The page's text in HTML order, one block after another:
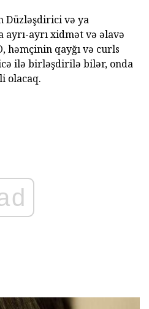
Düzləşdirici və ya
ayrı xidmət və əlavə
həmçinin qayğı və curls
ilə birləşdirilə bilər, onda
olacaq.